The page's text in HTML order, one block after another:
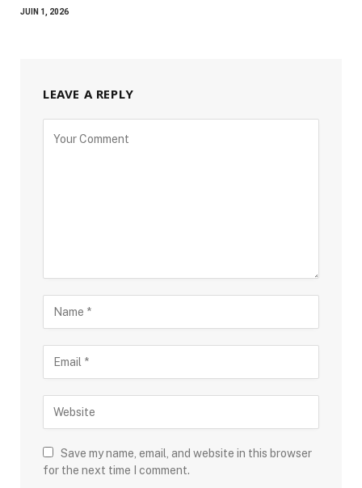
JUIN 1, 2026
LEAVE A REPLY
Save my name, email, and website in this browser
for the next time I comment.